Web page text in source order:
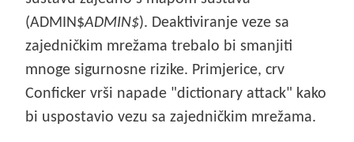
(ADMIN$ADMIN$). Deaktiviranje veze sa
zajedničkim mrežama trebalo bi smanjiti
mnoge sigurnosne rizike. Primjerice, crv
Conficker vrši napade "dictionary attack" kako
bi uspostavio vezu sa zajedničkim mrežama.